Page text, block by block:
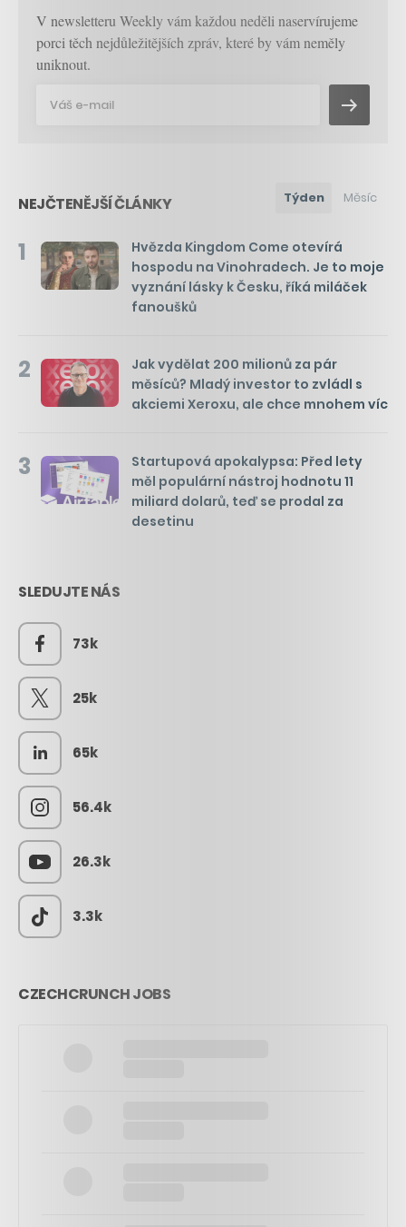
V newsletteru Weekly vám každou neděli naservírujeme
porci těch nejdůležitějších zpráv, které by vám neměly
uniknout.
NEJČTENĚJŠÍ ČLÁNKY Týden Měsíc
1
Hvězda Kingdom Come otevírá
hospodu na Vinohradech. Je to moje
vyznání lásky k Česku, říká miláček
fanoušků
2
Jak vydělat 200 milionů za pár
měsíců? Mladý investor to zvládl s
akciemi Xeroxu, ale chce mnohem víc
3
Startupová apokalypsa: Před lety
měl populární nástroj hodnotu 11
miliard dolarů, teď se prodal za
desetinu
SLEDUJTE NÁS
73k
25k
65k
56.4k
26.3k
3.3k
CZECHCRUNCH JOBS